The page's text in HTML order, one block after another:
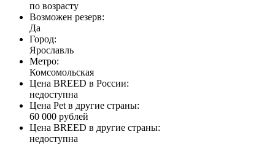
по возрасту
Возможен резерв:
Да
Город:
Ярославль
Метро:
Комсомольская
Цена BREED в России:
недоступна
Цена Pet в другие страны:
60 000 рублей
Цена BREED в другие страны:
недоступна